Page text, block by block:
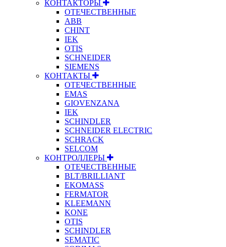
КОНТАКТОРЫ
ОТЕЧЕСТВЕННЫЕ
ABB
CHINT
IEK
OTIS
SCHNEIDER
SIEMENS
КОНТАКТЫ
ОТЕЧЕСТВЕННЫЕ
EMAS
GIOVENZANA
IEK
SCHINDLER
SCHNEIDER ELECTRIC
SCHRACK
SELCOM
КОНТРОЛЛЕРЫ
ОТЕЧЕСТВЕННЫЕ
BLT/BRILLIANT
EKOMASS
FERMATOR
KLEEMANN
KONE
OTIS
SCHINDLER
SEMATIC